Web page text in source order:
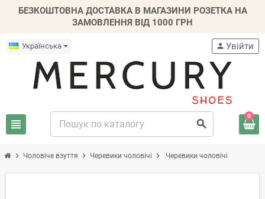
БЕЗКОШТОВНА ДОСТАВКА В МАГАЗИНИ РОЗЕТКА НА
ЗАМОВЛЕННЯ ВІД 1000 ГРН
Українська
view_headline search
person Увійти
0
chevron_right Чоловіче взуття chevron_right Черевики чоловічі chevron_right Черевики чоловічі